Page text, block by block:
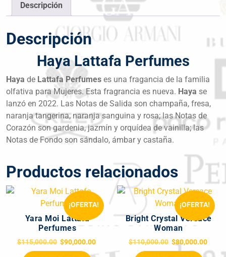
Descripción
Descripción
Haya Lattafa Perfumes
Haya de Lattafa Perfumes es una fragancia de la familia
olfativa para Mujeres. Esta fragrancia es nueva. Haya se
lanzó en 2022. Las Notas de Salida son champaña, fresa,
naranja tangerina, naranja sanguina y rosa; las Notas de
Corazón son gardenia, jazmín y orquídea de vainilla; las
Notas de Fondo son sándalo, ámbar y castaña.
Productos relacionados
¡OFERTA!
Yara Moi Lattafa
Perfumes
$115,000.00 $90,000.00
¡OFERTA!
Bright Crystal Versace
Woman
$110,000.00 $80,000.00